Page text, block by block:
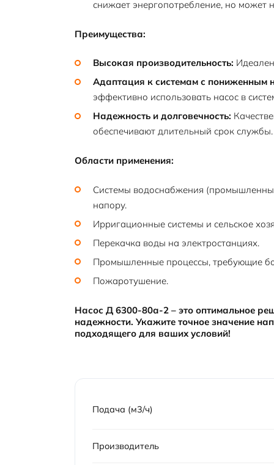
снижает энергопотребление, но может
Преимущества:
Высокая производительность:
Адаптация к системам с пониженным
эффективно использовать насос в
Надежность и долговечность:
обеспечивают длительный срок службы.
Области применения:
Системы водоснабжения
напору.
Ирригационные системы и сельское
Перекачка воды на электростанциях.
Промышленные процессы, требующие
Пожаротушение.
Насос Д 6300-80а-2 – это оптимальное
надежности. Укажите точное значение
подходящего для ваших условий!
Подача (м3/ч)
Производитель